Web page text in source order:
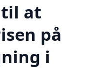
til at
på
i